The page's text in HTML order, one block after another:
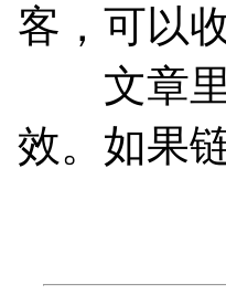
客，可以
文章里
效。如果